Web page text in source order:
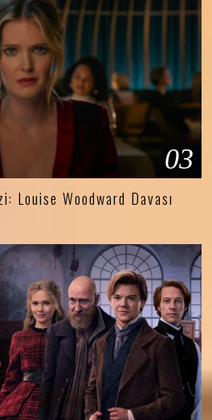
03
Louise Woodward Davası